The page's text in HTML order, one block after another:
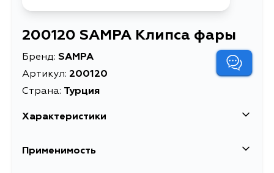
200120 SAMPA Клипса фары
Бренд: SAMPA
Артикул: 200120
Страна: Турция
Характеристики
EAN-13
Применимость